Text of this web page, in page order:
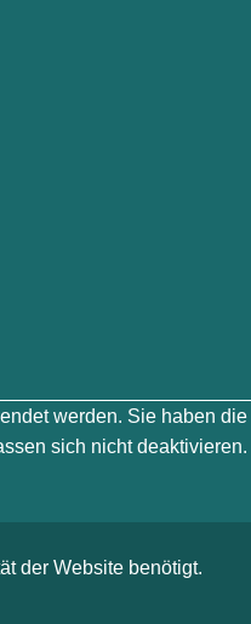
werden. Sie haben
sich nicht deaktivieren.
der Website benötigt.